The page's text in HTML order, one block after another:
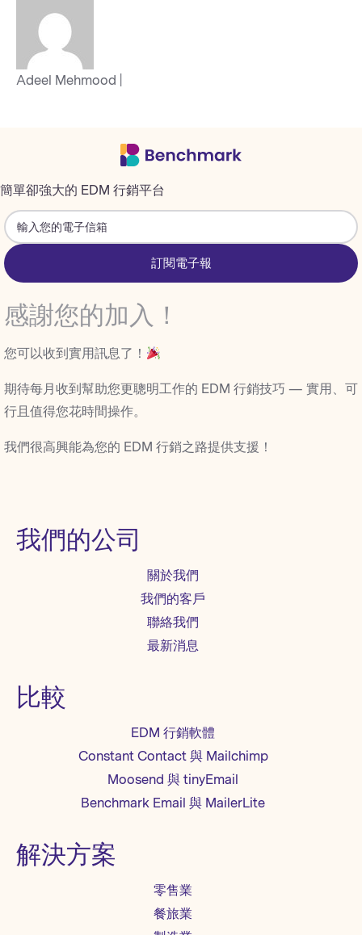
Adeel Mehmood |
簡單卻強大的 EDM 行銷平台
訂閱電子報
感謝您的加入！
您可以收到實用訊息了！
期待每月收到幫助您更聰明工作的 EDM 行銷技巧 — 實用、可
行且值得您花時間操作。
我們很高興能為您的 EDM 行銷之路提供支援！
我們的公司
關於我們
我們的客戶
聯絡我們
最新消息
比較
EDM 行銷軟體
Constant Contact 與 Mailchimp
Moosend 與 tinyEmail
Benchmark Email 與 MailerLite
解決方案
零售業
餐旅業